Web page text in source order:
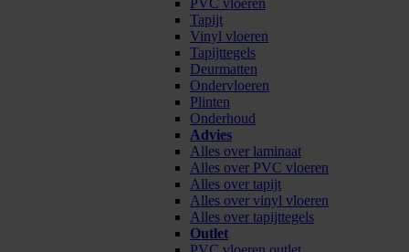
PVC vloeren
Tapijt
Vinyl vloeren
Tapijttegels
Deurmatten
Ondervloeren
Plinten
Onderhoud
Advies
Alles over laminaat
Alles over PVC vloeren
Alles over tapijt
Alles over vinyl vloeren
Alles over tapijttegels
Outlet